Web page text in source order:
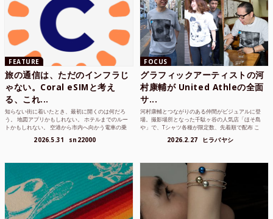
FEATURE
旅の通信は、ただのインフラじ
ゃない。Coral eSIMと考え
る、これ...
知らない街に着いたとき、最初に開くのは何だろ
う。 地図アプリかもしれない。 ホテルまでのルー
トかもしれない。 空港から市内へ向かう電車の乗
2026.5.31 sn22000
FOCUS
グラフィックアーティストの河
村康輔が United Athleの全面
サ...
河村康輔とつながりのある仲間がビジュアルに登
場。撮影場所となった千駄ヶ谷の人気店「ほそ島
や」で、Tシャツ各種が限定数、先着順で配布 こ
2026.2.27 ヒラバヤシ